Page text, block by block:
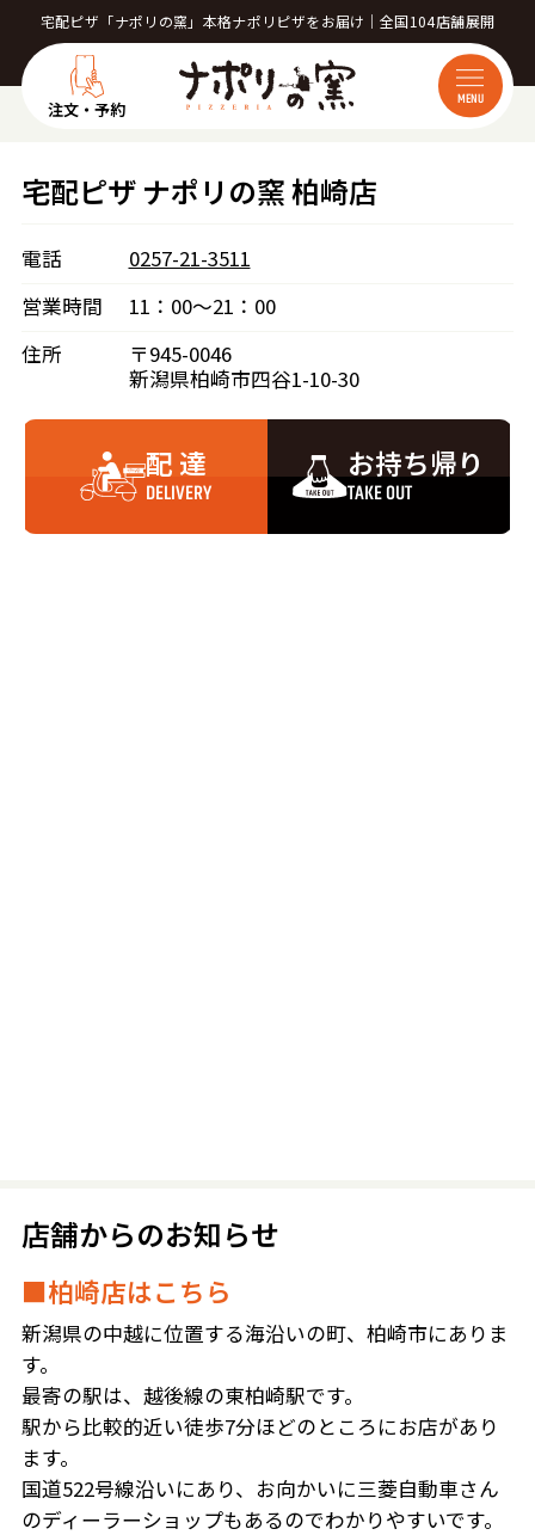
宅配ピザ「ナポリの窯」本格ナポリピザをお届け｜全国104店舗展開
注文・予約 MENU
宅配ピザ ナポリの窯 柏崎店
電話
0257-21-3511
営業時間
11：00～21：00
住所
〒945-0046
新潟県柏崎市四谷1-10-30
配 達
DELIVERY
お持ち帰り
TAKE OUT
店舗からのお知らせ
■柏崎店はこちら
新潟県の中越に位置する海沿いの町、柏崎市にありま
す。
最寄の駅は、越後線の東柏崎駅です。
駅から比較的近い徒歩7分ほどのところにお店があり
ます。
国道522号線沿いにあり、お向かいに三菱自動車さん
のディーラーショップもあるのでわかりやすいです。